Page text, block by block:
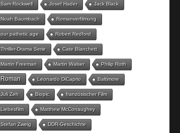
Sam Rockwell Josef Hader Jack Black
Noah Baumbach Romanverfilmung
our pathetic age Robert Redford
Thriller-Drama Serie Cate Blanchett
Martin Freeman Martin Walser Philip Roth
Roman Leonardo DiCaprio Baltimore
Juli Zeh Biopic französischer Film
Liebesfilm Matthew McConaughey
Stefan Zweig DDR-Geschichte